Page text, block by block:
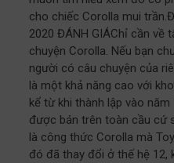
cho chiếc Corolla mui
2020 ĐÁNH GIÁChỉ cần về
chuyện Corolla. Nếu bạn
người có câu chuyện của
là một khả năng cao với
kể từ khi thành lập vào
được bán trên toàn cầu cứ
là công thức Corolla mà
đó đã thay đổi ở thế hệ 12,